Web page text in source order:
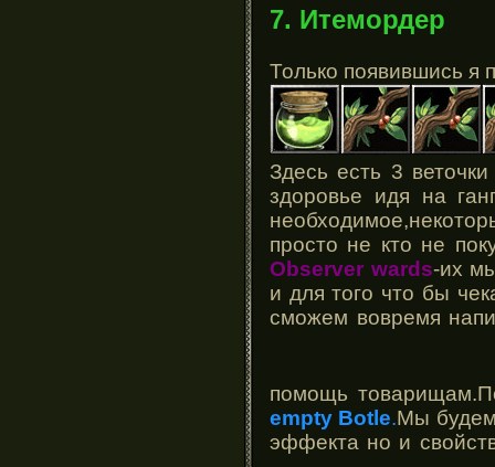
7. Итемордер
Только появившись я
Здесь есть 3
здоровье идя на
просто не кто не
Observer wards-их
и для того что бы
сможем вовремя
помощь
empty Botle.Мы будем
эффекта но и